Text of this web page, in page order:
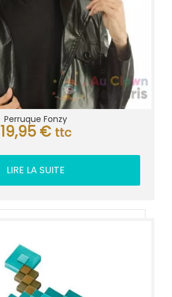
Perruque Fonzy
19,95 € ttc
LIRE LA SUITE